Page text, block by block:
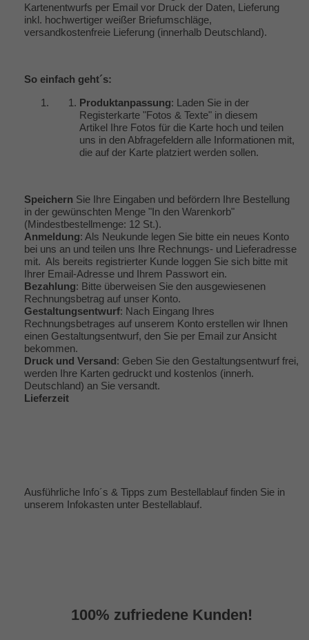
Kartenentwurfs per Email vor Druck der Daten, Lieferung
inkl. hochwertiger weißer Briefumschläge,
versandkostenfreie Lieferung (innerhalb Deutschland).
So einfach geht´s:
Produktanpassung: Laden Sie in der
Registerkarte "Fotos & Texte" in diesem
Artikel Ihre Fotos für die Karte hoch und teilen
uns in den Abfragefeldern alle Informationen mit,
die auf der Karte platziert werden sollen.
Speichern Sie Ihre Eingaben und befördern Ihre Bestellung
in der gewünschten Menge "In den Warenkorb"
(Mindestbestellmenge: 12 St.).
Anmeldung: Als Neukunde legen Sie bitte ein neues Konto
bei uns an und teilen uns Ihre Rechnungs- und Lieferadresse
mit. Als bereits registrierter Kunde loggen Sie sich bitte mit
Ihrer Email-Adresse und Ihrem Passwort ein.
Bezahlung: Bitte überweisen Sie den ausgewiesenen
Rechnungsbetrag auf unser Konto.
Gestaltungsentwurf: Nach Eingang Ihres
Rechnungsbetrages auf unserem Konto erstellen wir Ihnen
einen Gestaltungsentwurf, den Sie per Email zur Ansicht
bekommen.
Druck und Versand: Geben Sie den Gestaltungsentwurf frei,
werden Ihre Karten gedruckt und kostenlos (innerh.
Deutschland) an Sie versandt.
Lieferzeit
Ausführliche Info´s & Tipps zum Bestellablauf finden Sie in
unserem Infokasten unter Bestellablauf.
100% zufriedene Kunden!